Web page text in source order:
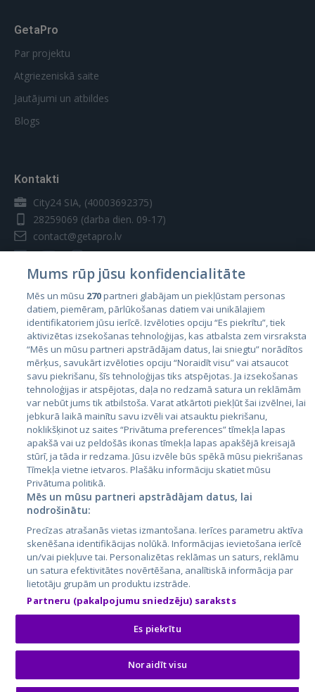
GetaPro
Par projektu
Atgriezeniskā saite
Jautājumi un atbildes
Blogs
Kontakti
City24 SIA, (40003692375)
28259069 (darba dien. 09-17)
contact@getapro.lv
Valstis
Igaunija
Latvija
Lietuva
City24.lv
City24.ee
GetaPro.lv
GetaPro.ee
Skelbiu.lt
Autoplius.lt
Aruodas.lt
Kainos.lt
Paslaugos.lt
auto24.ee
KV.ee
Osta.ee
KuldneBörs.ee
Mums rūp jūsu konfidencialitāte
Mēs un mūsu 270partneri glabājam un piekļūstam personas
datiem, piemēram, pārlūkošanas datiem vai unikālajiem
identifikatoriem jūsu ierīcē. Izvēloties opciju “Es piekrītu”, tiek
aktivizētas izsekošanas tehnoloģijas, kas atbalsta zem virsraksta
“Mēs un mūsu partneri apstrādājam datus, lai sniegtu” norādītos
mērķus, savukārt izvēloties opciju “Noraidīt visu” vai atsaucot
savu piekrišanu, šīs tehnoloģijas tiks atspējotas. Ja izsekošanas
tehnoloģijas ir atspējotas, daļa no redzamā satura un reklāmām
var nebūt jums tik atbilstoša. Varat atkārtoti piekļūt šai izvēlnei, lai
jebkurā laikā mainītu savu izvēli vai atsauktu piekrišanu,
noklikšķinot uz saites “Privātuma preferences” tīmekļa lapas
apakšā vai uz peldošās ikonas tīmekļa lapas apakšējā kreisajā
stūrī, ja tāda ir redzama. Jūsu izvēle būs spēkā mūsu piekrišanas
Tīmekļa vietne ietvaros. Plašāku informāciju skatiet mūsu
Privātuma politikā.
Mēs un mūsu partneri apstrādājam datus, lai
nodrošinātu:
Precīzas atrašanās vietas izmantošana. Ierīces parametru aktīva
skenēšana identifikācijas nolūkā. Informācijas ievietošana ierīcē
un/vai piekļuve tai. Personalizētas reklāmas un saturs, reklāmu
un satura efektivitātes novērtēšana, analītiskā informācija par
lietotāju grupām un produktu izstrāde.
Partneru (pakalpojumu sniedzēju) saraksts
Es piekrītu
Noraidīt visu